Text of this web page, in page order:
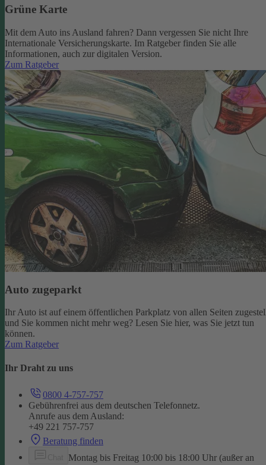
Grüne Karte
Mit dem Auto ins Ausland fahren? Dann vergessen Sie nicht Ihre
Internationale Versicherungskarte. Im Ratgeber finden Sie alle
Informationen, auch zur digitalen Version.
Zum Ratgeber
Auto zugeparkt
Ihr Auto ist auf einem öffentlichen Parkplatz von allen Seiten
und Sie kommen nicht mehr weg? Lesen Sie hier, was Sie jetzt tun
können.
Zum Ratgeber
Ihr Draht zu uns
0800 4-757-757
Gebührenfrei aus dem deutschen Telefonnetz.
Anrufe aus dem Ausland:
+49 221 757-757
Beratung finden
Montag bis Freitag 10:00 bis 18:00 Uhr (außer an